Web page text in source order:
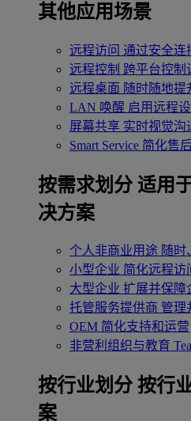
其他应用场景
远程访问 通过安全连
远程控制 跨平台控制
远程桌面 随时随地提
LAN 唤醒 启用远程
屏幕共享 实时视觉沟
Smart Service 简化售
按需求划分 适用
决方案
个人非商业用途 随时
小型企业 简化远程访
大型企业 扩展并保障
托管服务提供商 管理
OEM 简化支持和运营
非营利组织与教育
‌按行业划分 按行
案